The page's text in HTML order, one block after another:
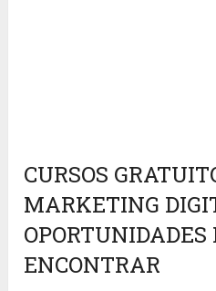
CURSOS
MARKETING
OPORTUNIDADES
ENCONTRAR